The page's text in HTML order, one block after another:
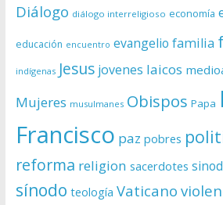
Diálogo diálogo interreligioso economía
educación encuentro evangelio familia
indígenas Jesus jovenes laicos
Mujeres musulmanes Obispos Papa
Francisco paz pobres
reforma religion sacerdotes
sínodo teología Vaticano